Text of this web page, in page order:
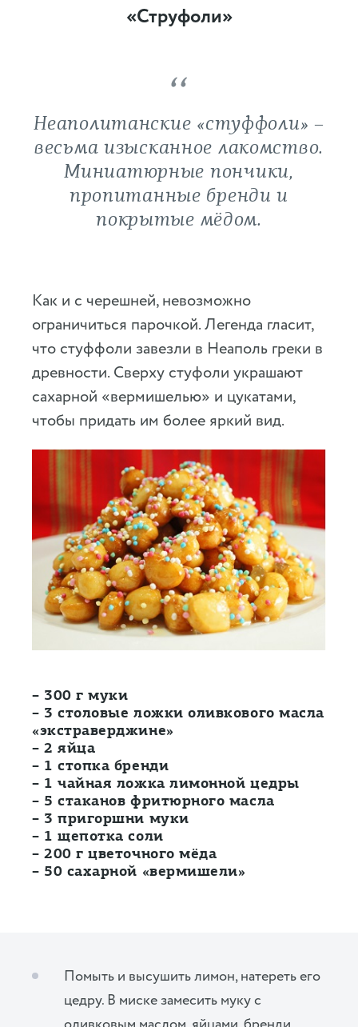
«Струфоли»
Неаполитанские «стуффоли» –
весьма изысканное лакомство.
Миниатюрные пончики,
пропитанные бренди и
покрытые мёдом.
Как и с черешней, невозможно
ограничиться парочкой. Легенда гласит,
что стуффоли завезли в Неаполь греки в
древности. Сверху стуфоли украшают
сахарной «вермишелью» и цукатами,
чтобы придать им более яркий вид.
– 300 г муки
– 3 столовые ложки оливкового масла
«экстраверджине»
– 2 яйца
– 1 стопка бренди
– 1 чайная ложка лимонной цедры
– 5 стаканов фритюрного масла
– 3 пригоршни муки
– 1 щепотка соли
– 200 г цветочного мёда
– 50 сахарной «вермишели»
Помыть и высушить лимон, натереть его
цедру. В миске замесить муку с